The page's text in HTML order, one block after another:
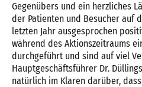
Gegenübers und ein herzliches
der Patienten und Besucher auf
letzten Jahr ausgesprochen
während des Aktionszeitraums
durchgeführt und sind auf viel
Hauptgeschäftsführer Dr.
natürlich im Klaren darüber, dass